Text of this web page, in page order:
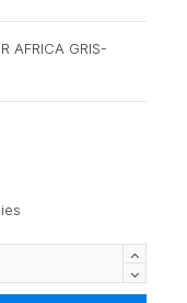
AFRICA GRIS-